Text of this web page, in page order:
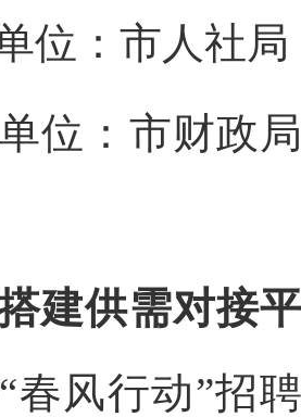
：市人社局
：市财政局
建供需对接
春风行动”招